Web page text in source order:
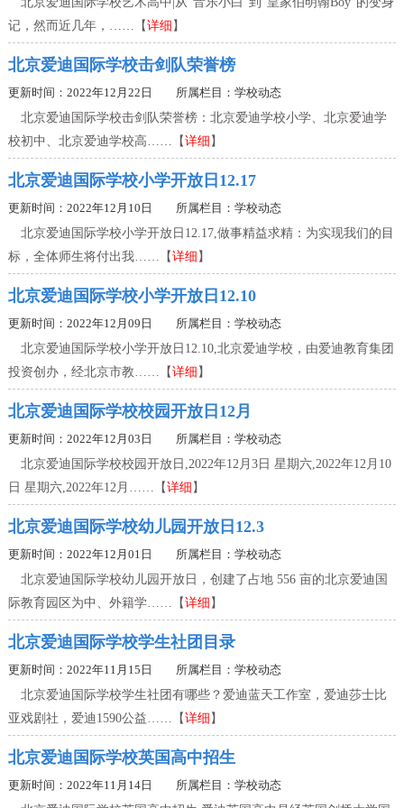
记，然而近几年，……【详细 】
北京爱迪国际学校击剑队荣誉榜
更新时间：2022年12月22日 所属栏目： 学校动态
北京爱迪国际学校击剑队荣誉榜：北京爱迪学校小学、北京爱迪学
校初中、北京爱迪学校高……【详细 】
北京爱迪国际学校小学开放日12.17
更新时间：2022年12月10日 所属栏目： 学校动态
北京爱迪国际学校小学开放日12.17,做事精益求精：为实现我们的目
标，全体师生将付出我……【详细 】
北京爱迪国际学校小学开放日12.10
更新时间：2022年12月09日 所属栏目： 学校动态
北京爱迪国际学校小学开放日12.10,北京爱迪学校，由爱迪教育集团
投资创办，经北京市教……【详细 】
北京爱迪国际学校校园开放日12月
更新时间：2022年12月03日 所属栏目： 学校动态
北京爱迪国际学校校园开放日,2022年12月3日 星期六,2022年12月10
日 星期六,2022年12月……【详细 】
北京爱迪国际学校幼儿园开放日12.3
更新时间：2022年12月01日 所属栏目： 学校动态
北京爱迪国际学校幼儿园开放日，创建了占地 556 亩的北京爱迪国
际教育园区为中、外籍学……【详细 】
北京爱迪国际学校学生社团目录
更新时间：2022年11月15日 所属栏目： 学校动态
北京爱迪国际学校学生社团有哪些？爱迪蓝天工作室，爱迪莎士比
亚戏剧社，爱迪1590公益……【详细 】
北京爱迪国际学校英国高中招生
更新时间：2022年11月14日 所属栏目： 学校动态